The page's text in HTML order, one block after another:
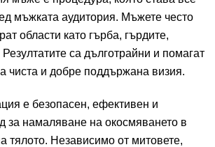
мъжката аудитория. Мъжете често
области като гърба, гърдите,
са дълготрайни и помагат
чиста и добре поддържана визия.
е безопасен, ефективен и
за намаляване на окосмяването в
тялото. Независимо от митовете,